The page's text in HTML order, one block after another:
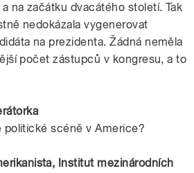
na začátku dvacátého století. Tak
nedokázala vygenerovat
na prezidenta. Žádná neměla
počet zástupců v kongresu, a to
politické scéně vAmerice?
, Institut mezinárodních